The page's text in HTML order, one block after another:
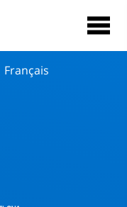
Français